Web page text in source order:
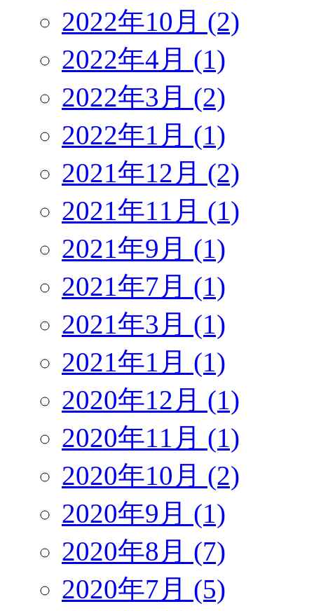
2022年10月 (2)
2022年4月 (1)
2022年3月 (2)
2022年1月 (1)
2021年12月 (2)
2021年11月 (1)
2021年9月 (1)
2021年7月 (1)
2021年3月 (1)
2021年1月 (1)
2020年12月 (1)
2020年11月 (1)
2020年10月 (2)
2020年9月 (1)
2020年8月 (7)
2020年7月 (5)